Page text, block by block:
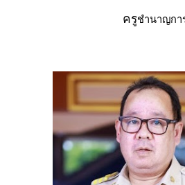
ครูชำนาญกา